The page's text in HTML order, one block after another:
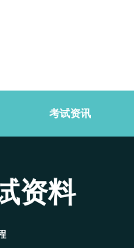
考试资讯
资料